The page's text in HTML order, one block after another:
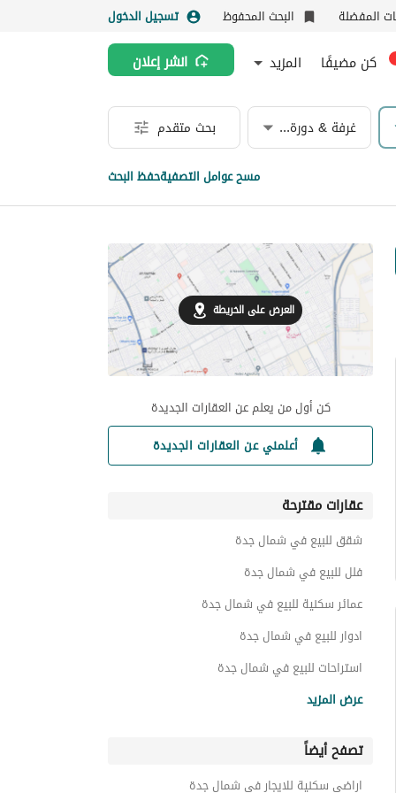
المفضلة البحث المحفوظ تسجيل الدخول
كن مضيفًا المزيد انشر إعلان
غرفة & دورة مياه بحث متقدم
مسح عوامل التصفيةحفظ البحث
العرض على الخريطة
كن أول من يعلم عن العقارات الجديدة
أعلمني عن العقارات الجديدة
عقارات مقترحة
شقق للبيع في شمال جدة
فلل للبيع في شمال جدة
عمائر سكنية للبيع في شمال جدة
ادوار للبيع في شمال جدة
استراحات للبيع في شمال جدة
عرض المزيد
تصفح أيضاً
اراضي سكنية للايجار في شمال جدة